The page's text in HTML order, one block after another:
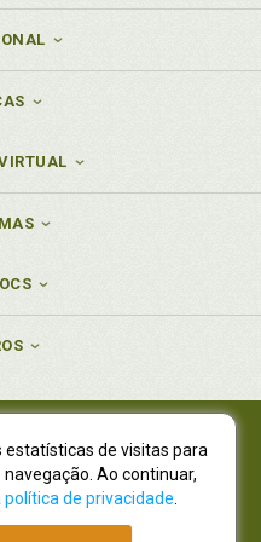
77.535.508/0001-19
01.701.561/0001-80
7665, São Lourenço |
82210-310
estatísticas de visitas para
Ao continuar,
política de privacidade